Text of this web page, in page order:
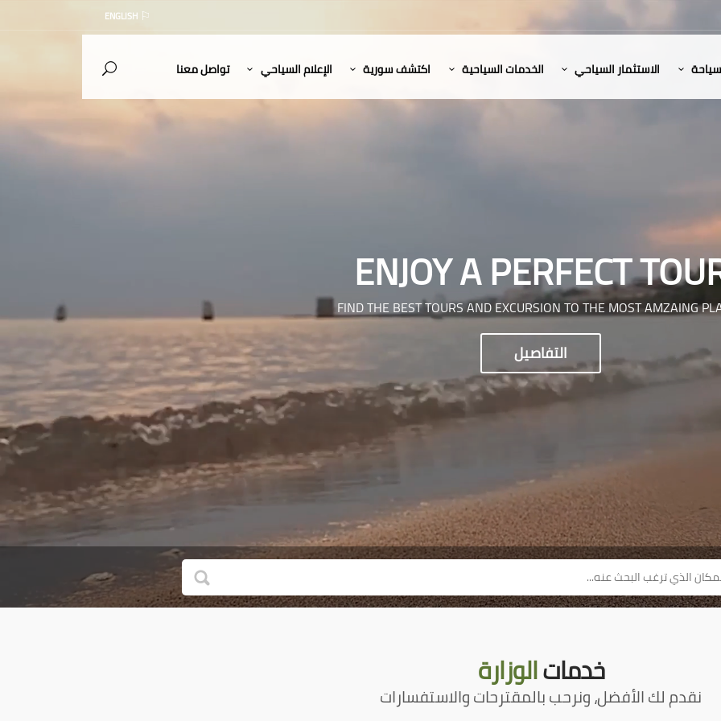
ENGLISH
الاستثمار السياحي الخدمات السياحية اكتشف سورية الإعلام السياحي تواصل معنا
ENJOY A PERFECT
FIND THE BEST TOURS AND EXCURSION TO THE MOST AMZAING
التفاصيل
خدماتالوزارة
نقدم لك الأفضل، ونرحب بالمقترحات والاستفسارات